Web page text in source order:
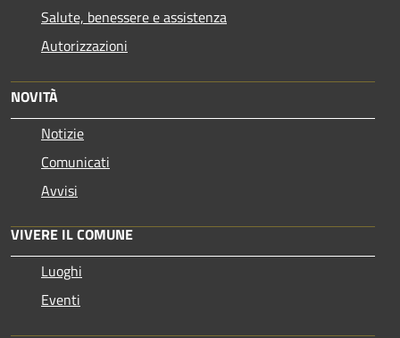
Salute, benessere e assistenza
Autorizzazioni
NOVITÀ
Notizie
Comunicati
Avvisi
VIVERE IL COMUNE
Luoghi
Eventi